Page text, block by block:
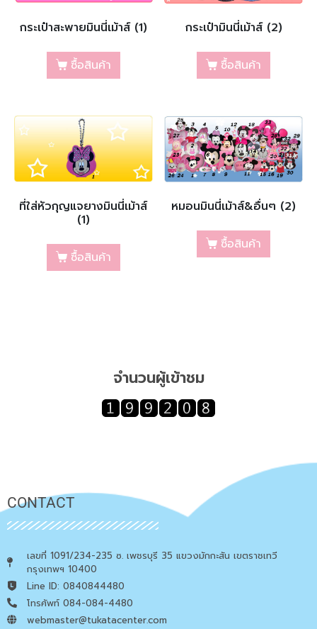
กระเป๋าสะพายมินนี่เม้าส์ (1)
ซื้อสินค้า
กระเป๋ามินนี่เม้าส์ (2)
ซื้อสินค้า
ที่ใส่หัวกุญแจยางมินนี่เม้าส์
(1)
ซื้อสินค้า
หมอนมินนี่เม้าส์&อื่นๆ (2)
ซื้อสินค้า
จำนวนผู้เข้าชม
CONTACT
เลขที่ 1091/234-235 ซ. เพชรบุรี 35 แขวงมักกะสัน เขตราชเทวี
กรุงเทพฯ 10400
Line ID: 0840844480
โทรศัพท์ 084-084-4480
webmaster@tukatacenter.com